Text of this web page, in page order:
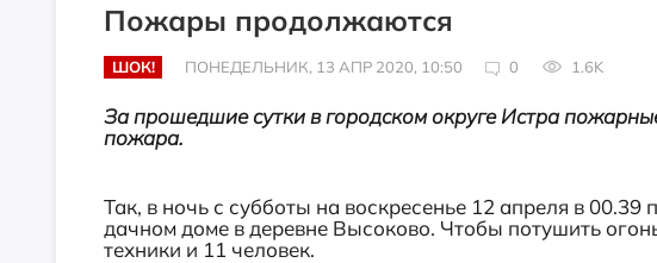
Пожары продолжаются
ШОК! ПОНЕДЕЛЬНИК, 13 АПР 2020, 10:50 0 1.6K
За прошедшие сутки в городском округе Истра
пожара.
Так, в ночь с субботы на воскресенье 12 апреля в
дачном доме в деревне Высоково. Чтобы потушить
техники и 11 человек.